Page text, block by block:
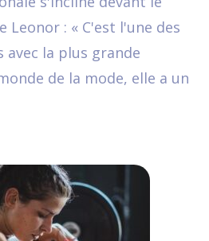
Leonor : « C'est l'une des
avec la plus grande
de la mode, elle a un